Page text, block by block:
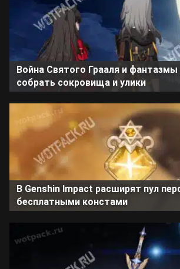
Война Святого Грааля и фантазмы
собрать сокровища и улики
В Genshin Impact расширят пул
бесплатными констами